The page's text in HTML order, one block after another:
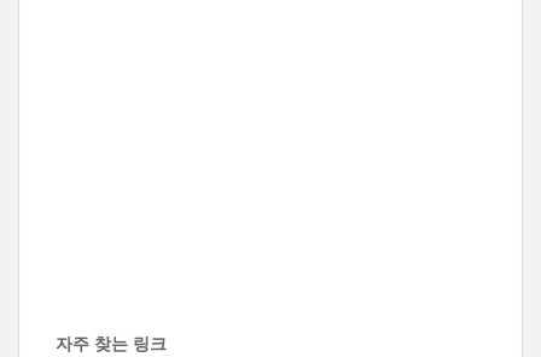
자주 찾는 링크